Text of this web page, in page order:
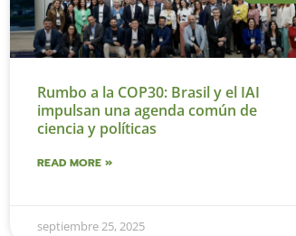
Rumbo a la COP30: Brasil y el IAI
impulsan una agenda común de
ciencia y políticas
READ MORE »
septiembre 25, 2025